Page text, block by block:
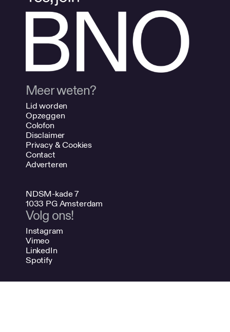
Meer weten?
Lid worden
Opzeggen
Colofon
Disclaimer
Privacy & Cookies
Contact
Adverteren
NDSM-kade 7
1033 PG Amsterdam
Volg ons!
Instagram
Vimeo
LinkedIn
Spotify